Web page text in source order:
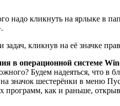
надо кликнуть на ярлыке в
задач, кликнув на её значке
в операционной системе
Будем надеяться, что
на значок шестерёнки в меню
как и раньше,